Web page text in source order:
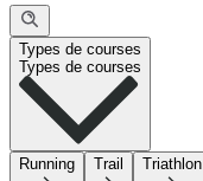
Types de courses
Types de courses
Running Trail Triathlon